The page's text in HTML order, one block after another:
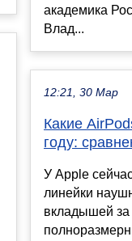
академика
Влад...
12:21, 30 Мар
Какие
году:
У Apple
линейки
вкладышей за